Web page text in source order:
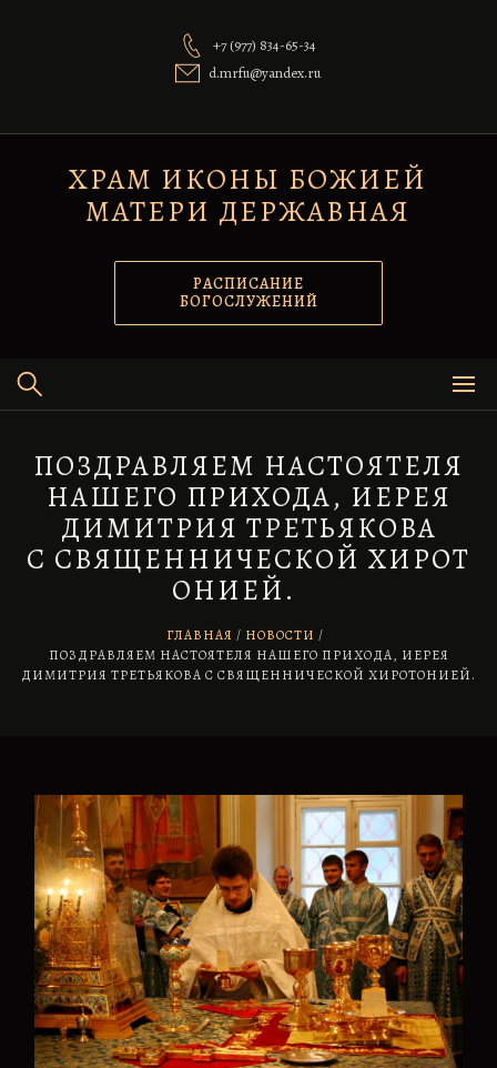
+7 (977) 834-65-34
d.mrfu@yandex.ru
ХРАМ ИКОНЫ БОЖИЕЙ
МАТЕРИ ДЕРЖАВНАЯ
РАСПИСАНИЕ
БОГОСЛУЖЕНИЙ
ПОЗДРАВЛЯЕМ НАСТОЯТЕЛЯ
НАШЕГО ПРИХОДА, ИЕРЕЯ
ДИМИТРИЯ ТРЕТЬЯКОВА
С СВЯЩЕННИЧЕСКОЙ ХИРОТ
ОНИЕЙ. ⠀
ГЛАВНАЯ НОВОСТИ /
ПОЗДРАВЛЯЕМ НАСТОЯТЕЛЯ НАШЕГО ПРИХОДА, ИЕРЕЯ
ДИМИТРИЯ ТРЕТЬЯКОВА С СВЯЩЕННИЧЕСКОЙ ХИРОТОНИЕЙ.